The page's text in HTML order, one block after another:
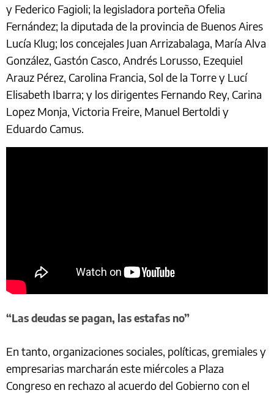
y Federico Fagioli; la legisladora porteña Ofelia
Fernández; la diputada de la provincia de Buenos Aires
Lucía Klug; los concejales Juan Arrizabalaga, María Alva
González, Gastón Casco, Andrés Lorusso, Ezequiel
Arauz Pérez, Carolina Francia, Sol de la Torre y Lucí
Elisabeth Ibarra; y los dirigentes Fernando Rey, Carina
Lopez Monja, Victoria Freire, Manuel Bertoldi y
Eduardo Camus.
“Las deudas se pagan, las estafas no”
En tanto, organizaciones sociales, políticas, gremiales y
empresarias marcharán este miércoles a Plaza
Congreso en rechazo al acuerdo del Gobierno con el